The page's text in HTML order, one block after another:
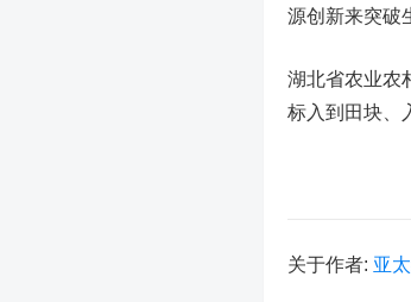
源创新来突破
湖北省农业农
标入到田块、
关于作者: 亚